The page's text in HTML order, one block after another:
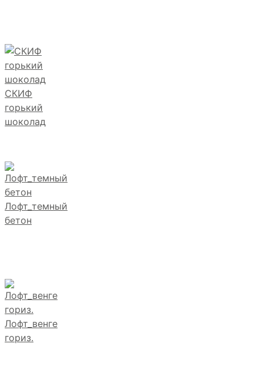
СКИФ
горький
шоколад
Лофт_темный
бетон
Лофт_венге
гориз.